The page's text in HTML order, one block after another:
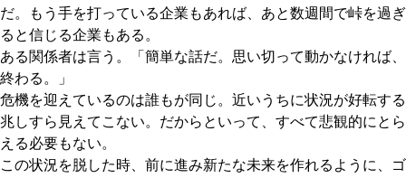
だ。もう手を打っている企業もあれば、あと数週間で峠を過ぎ
ると信じる企業もある。
ある関係者は言う。「簡単な話だ。思い切って動かなければ、
終わる。」
危機を迎えているのは誰もが同じ。近いうちに状況が好転する
兆しすら見えてこない。だからといって、すべて悲観的にとら
える必要もない。
この状況を脱した時、前に進み新たな未来を作れるように、ゴ